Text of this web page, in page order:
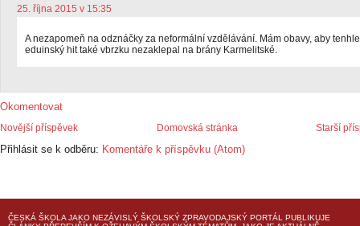
25. října 2015 v 15:35
A nezapomeň na odznáčky za neformální vzdělávání. Mám obavy, aby tenhle
eduinský hit také vbrzku nezaklepal na brány Karmelitské.
Okomentovat
Novější příspěvek Starší
Domovská stránka
Přihlásit se k odběru: Komentáře k příspěvku (Atom)
ČESKÁ ŠKOLA JAKO NEZÁVISLÝ ŠKOLSKÝ ZPRAVODAJSKÝ PORTÁL PUBLIKUJE